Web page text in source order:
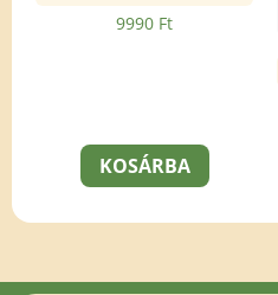
9990 Ft
KOSÁRBA